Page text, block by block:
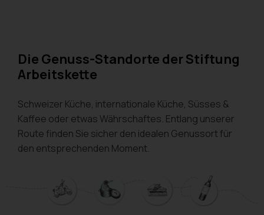
Die Genuss-Standorte der Stiftung
Arbeitskette
Schweizer Küche, internationale Küche, Süsses &
Kaffee oder etwas Währschaftes. Entlang unserer
Route finden Sie sicher den idealen Genussort für
den entsprechenden Moment.